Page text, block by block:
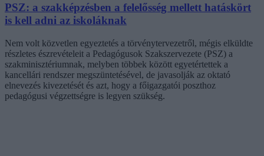
PSZ: a szakképzésben a felelősség mellett hatáskört
is kell adni az iskoláknak
Nem volt közvetlen egyeztetés a törvénytervezetről, mégis elküldte
részletes észrevételeit a Pedagógusok Szakszervezete (PSZ) a
szakminisztériumnak, melyben többek között egyetértettek a
kancellári rendszer megszüntetésével, de javasolják az oktató
elnevezés kivezetését és azt, hogy a főigazgatói poszthoz
pedagógusi végzettségre is legyen szükség.